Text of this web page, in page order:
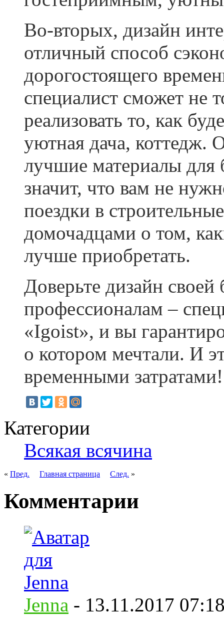
Во-вторых, дизайн
отличный способ
дорогостоящего
специалист сможет не
реализовать то, как
уютная дача, коттедж.
лучшие материалы для
значит, что вам не
поездки в
домочадцами о том,
лучше приобретать.
Доверьте дизайн
профессионалам –
«Igoist», и вы
о котором мечтали. И
временными затратами!
Категории
Всякая всячина
« Пред. Главная страница След. »
Комментарии
Jenna - 13.11.2017